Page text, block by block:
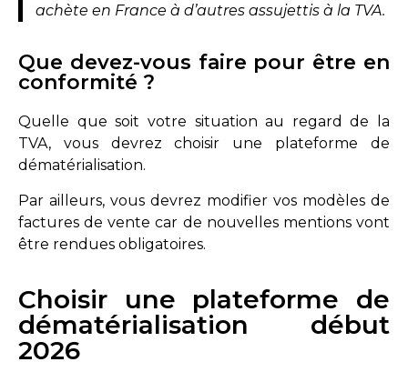
achète en France à d’autres assujettis à la TVA.
Que devez-vous faire pour être en
conformité ?
Quelle que soit votre situation au regard de la
TVA, vous devrez choisir une plateforme de
dématérialisation.
Par ailleurs, vous devrez modifier vos modèles de
factures de vente car de nouvelles mentions vont
être rendues obligatoires.
Choisir une plateforme de
dématérialisation début
2026